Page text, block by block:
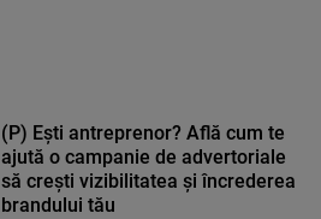
(P) Ești antreprenor? Află cum te
ajută o campanie de advertoriale
să crești vizibilitatea și încrederea
brandului tău